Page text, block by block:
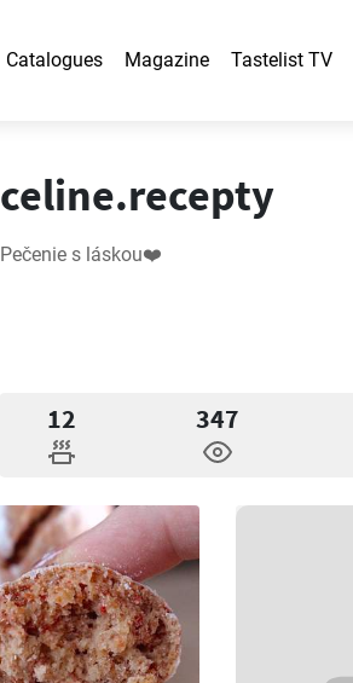
Catalogues Magazine Tastelist TV
celine.recepty
Pečenie s láskou❤️
12 347